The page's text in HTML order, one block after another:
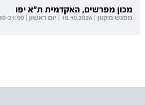
מכון מפרשים, האקדמית ת"א יפו
מפגש מקוון | 18.10.2026 | יום ראשון | 19:30-21:00